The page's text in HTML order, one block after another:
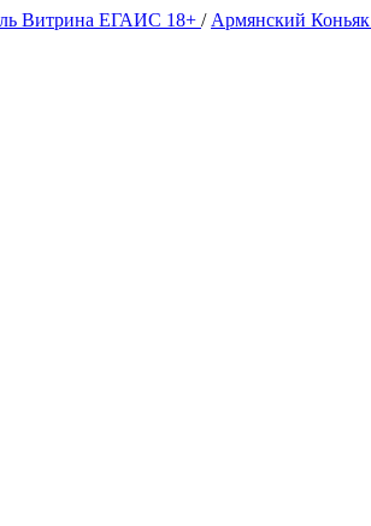
Витрина ЕГАИС 18+ / Армянский Коньяк